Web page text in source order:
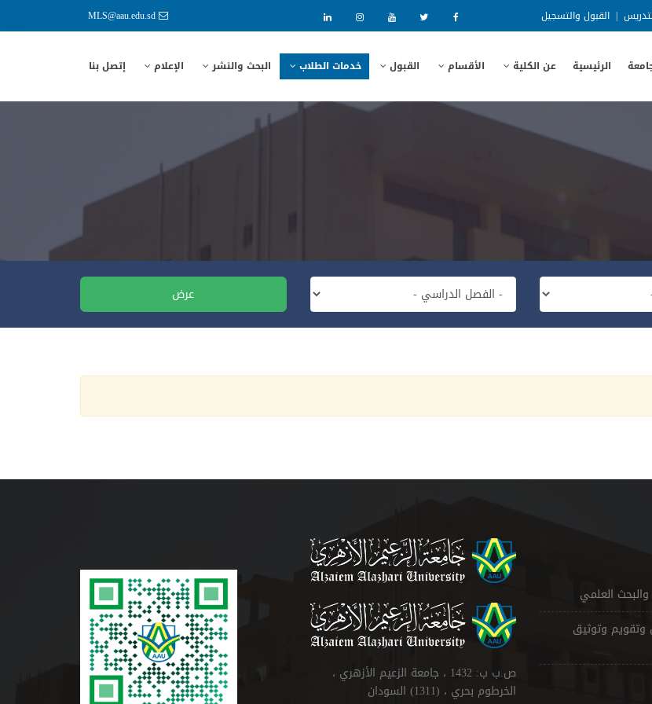
| القبول والتسجيل MLS@aau.edu.sd
الرئيسية عن الكلية الأقسام القبول خدمات الطلاب البحث والنشر الإعلام إتصل بنا
عرض
والبحث العلمي
وتقويم وتوثيق
ص.ب ب: 1432 ، جامعة الزعيم الأزهري ،
الخرطوم بحري ، (1311) السودان